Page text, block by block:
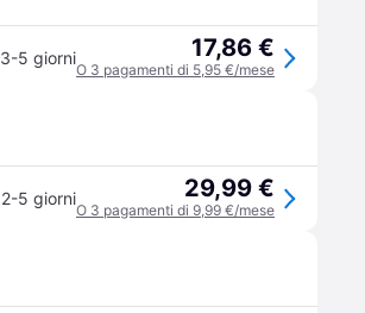
3-5 giorni 17,86 €
O 3 pagamenti di 5,95 €/mese
2-5 giorni 29,99 €
O 3 pagamenti di 9,99 €/mese